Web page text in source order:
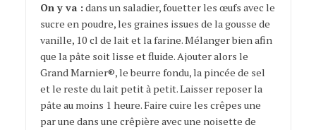
On y va : dans un saladier, fouetter les œufs avec le
sucre en poudre, les graines issues de la gousse de
vanille, 10 cl de lait et la farine. Mélanger bien afin
que la pâte soit lisse et fluide. Ajouter alors le
Grand Marnier®, le beurre fondu, la pincée de sel
et le reste du lait petit à petit. Laisser reposer la
pâte au moins 1 heure. Faire cuire les crêpes une
par une dans une crêpière avec une noisette de